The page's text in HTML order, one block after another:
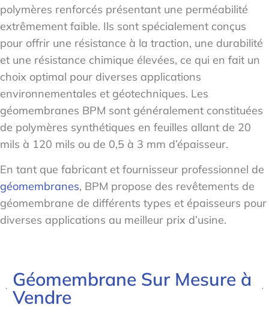
polymères renforcés présentant une perméabilité
extrêmement faible. Ils sont spécialement conçus
pour offrir une résistance à la traction, une durabilité
et une résistance chimique élevées, ce qui en fait un
choix optimal pour diverses applications
environnementales et géotechniques. Les
géomembranes BPM sont généralement constituées
de polymères synthétiques en feuilles allant de 20
mils à 120 mils ou de 0,5 à 3 mm d’épaisseur.
En tant que fabricant et fournisseur professionnel de
géomembranes, BPM propose des revêtements de
géomembrane de différents types et épaisseurs pour
diverses applications au meilleur prix d’usine.
Géomembrane Sur Mesure à
Vendre